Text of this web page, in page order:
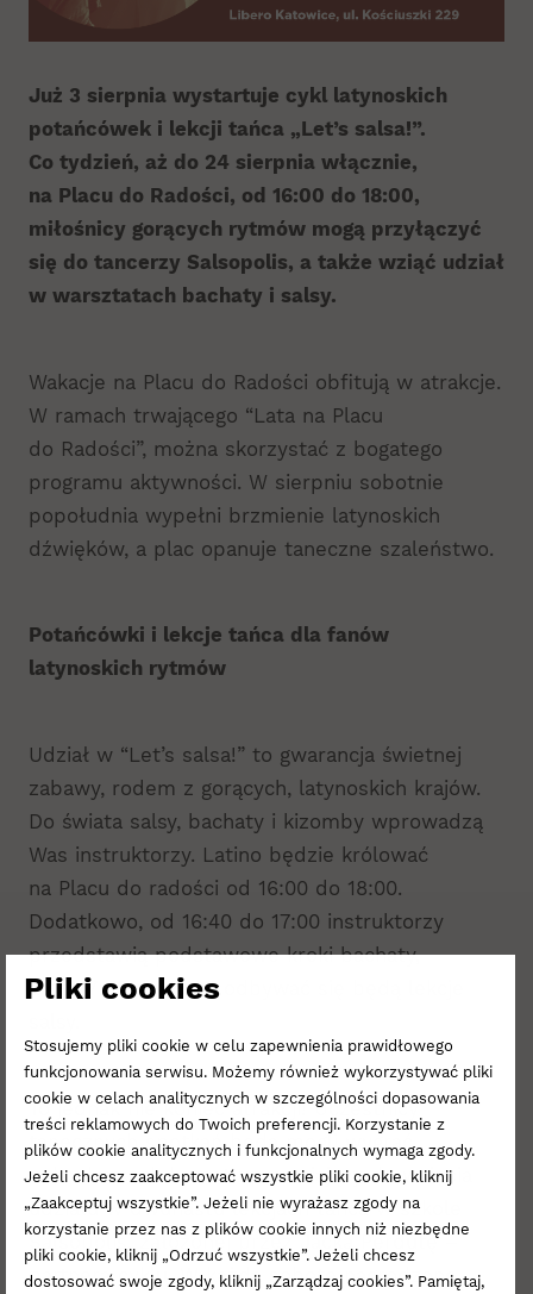
Już 3 sierpnia wystartuje cykl latynoskich
potańcówek i lekcji tańca „Let’s salsa!”.
Co tydzień, aż do 24 sierpnia włącznie,
na Placu do Radości, od 16:00 do 18:00,
miłośnicy gorących rytmów mogą przyłączyć
się do tancerzy Salsopolis, a także wziąć udział
w warsztatach bachaty i salsy.
Wakacje na Placu do Radości obfitują w atrakcje.
W ramach trwającego “Lata na Placu
do Radości”, można skorzystać z bogatego
programu aktywności. W sierpniu sobotnie
popołudnia wypełni brzmienie latynoskich
dźwięków, a plac opanuje taneczne szaleństwo.
Potańcówki i lekcje tańca dla fanów
latynoskich rytmów
Udział w “Let’s salsa!” to gwarancja świetnej
zabawy, rodem z gorących, latynoskich krajów.
Do świata salsy, bachaty i kizomby wprowadzą
Was instruktorzy. Latino będzie królować
na Placu do radości od 16:00 do 18:00.
Dodatkowo, od 16:40 do 17:00 instruktorzy
przedstawią podstawowe kroki bachaty,
a od 17:40 do 18:00 odbywać się będą lekcje
To jednak nie koniec atrakcji! Uczestnicy
tanecznych spotkań będą mogli wygrać
w konkursach karnet uprawniający do wzięcia
udziału w dwunastu lekcjach tańca w szkole
Salsopolis, założonej przez Jacka Perdutę –
partnera cyklu. W każdą sobotę nagrodzone
Pliki cookies
Stosujemy pliki cookie w celu zapewnienia prawidłowego
funkcjonowania serwisu. Możemy również wykorzystywać pliki
cookie w celach analitycznych w szczególności dopasowania
treści reklamowych do Twoich preferencji. Korzystanie z
plików cookie analitycznych i funkcjonalnych wymaga zgody.
Jeżeli chcesz zaakceptować wszystkie pliki cookie, kliknij
„Zaakceptuj wszystkie”. Jeżeli nie wyrażasz zgody na
korzystanie przez nas z plików cookie innych niż niezbędne
pliki cookie, kliknij „Odrzuć wszystkie”. Jeżeli chcesz
dostosować swoje zgody, kliknij „Zarządzaj cookies”. Pamiętaj,